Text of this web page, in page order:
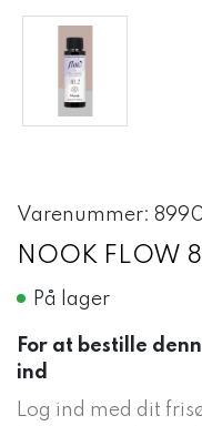
Varenummer:
NOOK FLOW
På lager
For at bestille
ind
Log ind med dit